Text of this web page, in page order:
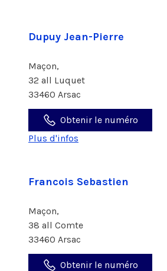
Dupuy Jean-Pierre
Maçon,
32 all Luquet
33460 Arsac
Obtenir le numéro
Plus d'infos
Francois Sebastien
Maçon,
38 all Comte
33460 Arsac
Obtenir le numéro